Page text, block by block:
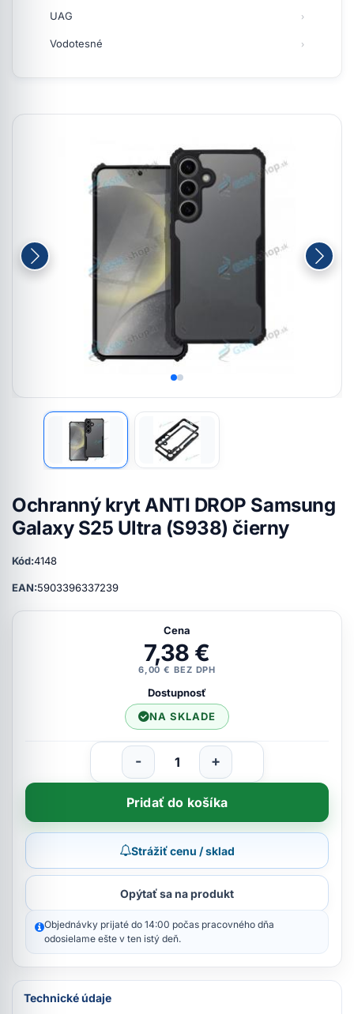
UAG
Vodotesné
Ochranný kryt ANTI DROP Samsung
Galaxy S25 Ultra (S938) čierny
Kód:4148
EAN:5903396337239
Cena
7,38 €
6,00 € BEZ DPH
Dostupnosť
NA SKLADE
- +
Pridať do košíka
Strážiť cenu / sklad
Opýtať sa na produkt
Objednávky prijaté do 14:00 počas pracovného dňa
odosielame ešte v ten istý deň.
Technické údaje